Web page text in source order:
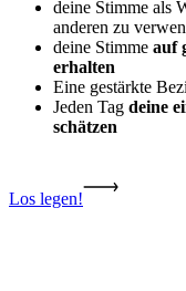
deine Stimme als
anderen zu
deine Stimme auf
erhalten
Eine gestärkte
Jeden Tag deine
schätzen
Los legen!